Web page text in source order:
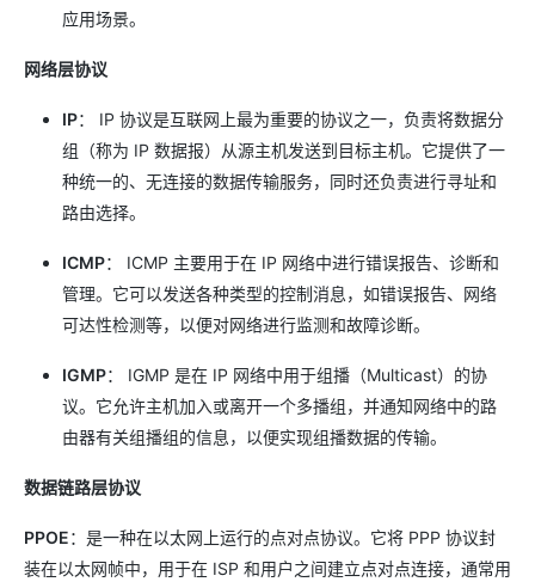
应用场景。
网络层协议
IP： IP 协议是互联网上最为重要的协议之一，负责将数据分
组（称为 IP 数据报）从源主机发送到目标主机。它提供了一
种统一的、无连接的数据传输服务，同时还负责进行寻址和
路由选择。
ICMP： ICMP 主要用于在 IP 网络中进行错误报告、诊断和
管理。它可以发送各种类型的控制消息，如错误报告、网络
可达性检测等，以便对网络进行监测和故障诊断。
IGMP： IGMP 是在 IP 网络中用于组播（Multicast）的协
议。它允许主机加入或离开一个多播组，并通知网络中的路
由器有关组播组的信息，以便实现组播数据的传输。
数据链路层协议
PPOE：是一种在以太网上运行的点对点协议。它将 PPP 协议封
装在以太网帧中，用于在 ISP 和用户之间建立点对点连接，通常用